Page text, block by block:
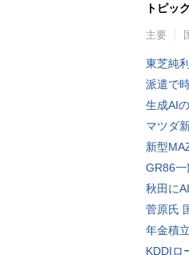
トピッ
主要
東芝純
派遣で
生成AI
マツダ
新型
GR86
秋田に
菅原氏
年金積
KDDIロ